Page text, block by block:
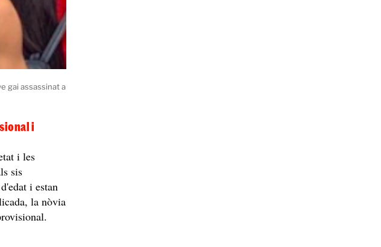
gai assassinat a
i
i les
sis
i estan
la nòvia